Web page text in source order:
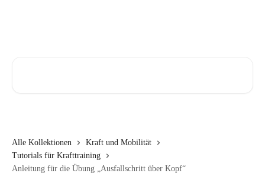
Alle Kollektionen
Kraft und Mobilität
Tutorials für Krafttraining
Anleitung für die Übung „Ausfallschritt über Kopf“